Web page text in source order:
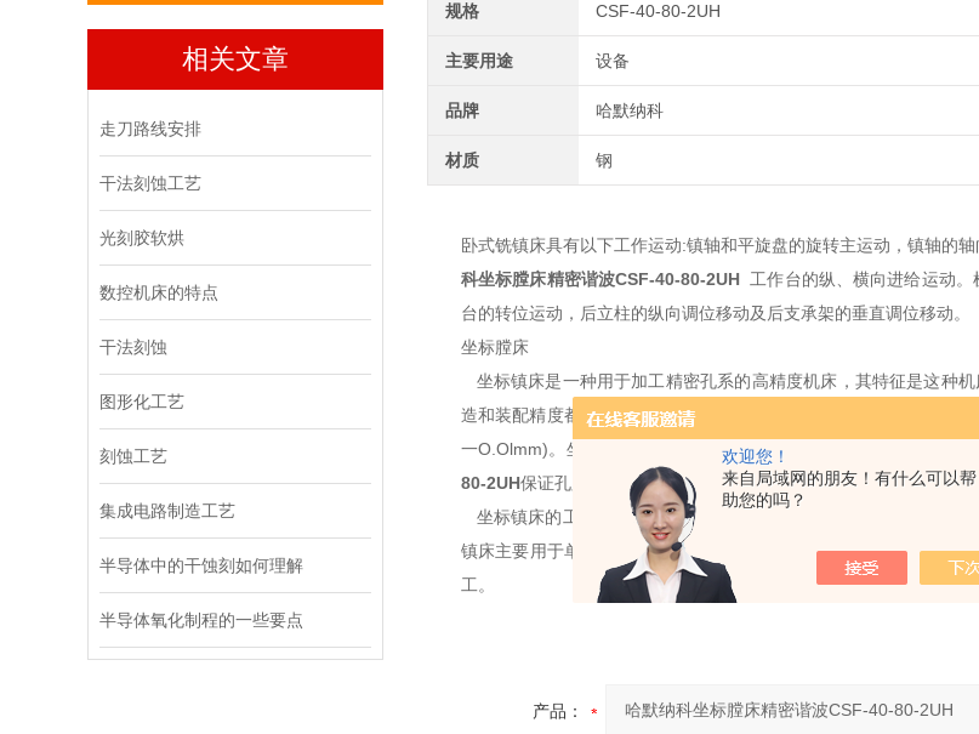
欢迎您！
来自局域网的朋友！有什么可以帮
助您的吗？
相关文章
走刀路线安排
干法刻蚀工艺
光刻胶软烘
数控机床的特点
干法刻蚀
图形化工艺
刻蚀工艺
集成电路制造工艺
半导体中的干蚀刻如何理解
半导体氧化制程的一些要点
规格 CSF-40-80-2UH
主要用途 设备
品牌 哈默纳科
材质 钢
卧式铣镇床具有以下工作运动:镇轴和平旋盘的旋转主运动，镇轴的
科坐标膛床精密谐波CSF-40-80-2UH 工作台的纵、横向进给运动
台的转位运动， 后立柱的纵向调位移动及后支承架的垂直调位移动。
坐标膛床
坐标镇床是一种用于加工精密孔系的高精度机床，其特征是这种
造和装配精度都很高，并且具有良好的刚性和抗振性。它主要用于
一O.Olmm)。坐标镇床不仅可以保证孔有很高的尺寸和形状精度，
80-2UH保证孔距及到某一基面之间的距离精度。
坐标镇床的工艺范围很广，除镇孔、钻孔、扩孔、铰孔、精铣平
镇床主要用于单件小批生产的工具车间对夹具的精密孔、孔系和模
工。
产品：